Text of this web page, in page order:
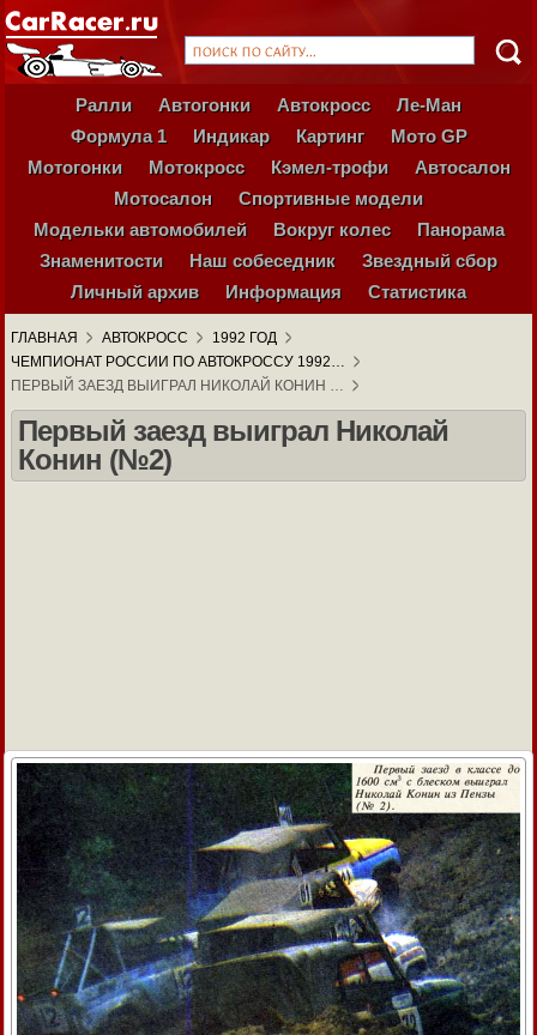
Ралли Автогонки Автокросс
Ле-Ман
Формула 1
Индикар Картинг
Мото GP
Мотогонки
Мотокросс Кэмел-трофи
Автосалон
Мотосалон
Спортивные модели
Модельки автомобилей
Вокруг колес
Панорама
Знаменитости
Наш собеседник
Звездный сбор
Личный архив
Информация Статистика
ГЛАВНАЯ АВТОКРОСС
1992 ГОД
ЧЕМПИОНАТ РОССИИ ПО АВТОКРОССУ 1992…
ПЕРВЫЙ ЗАЕЗД ВЫИГРАЛ НИКОЛАЙ КОНИН …
Первый заезд выиграл Николай
Конин (№2)